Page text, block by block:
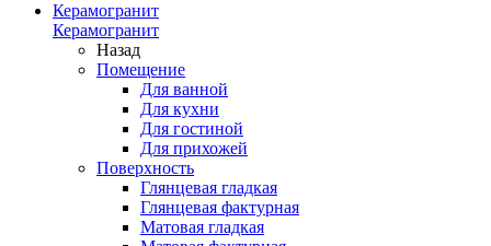
Керамогранит
Керамогранит
Назад
Помещение
Для ванной
Для кухни
Для гостиной
Для прихожей
Поверхность
Глянцевая гладкая
Глянцевая фактурная
Матовая гладкая